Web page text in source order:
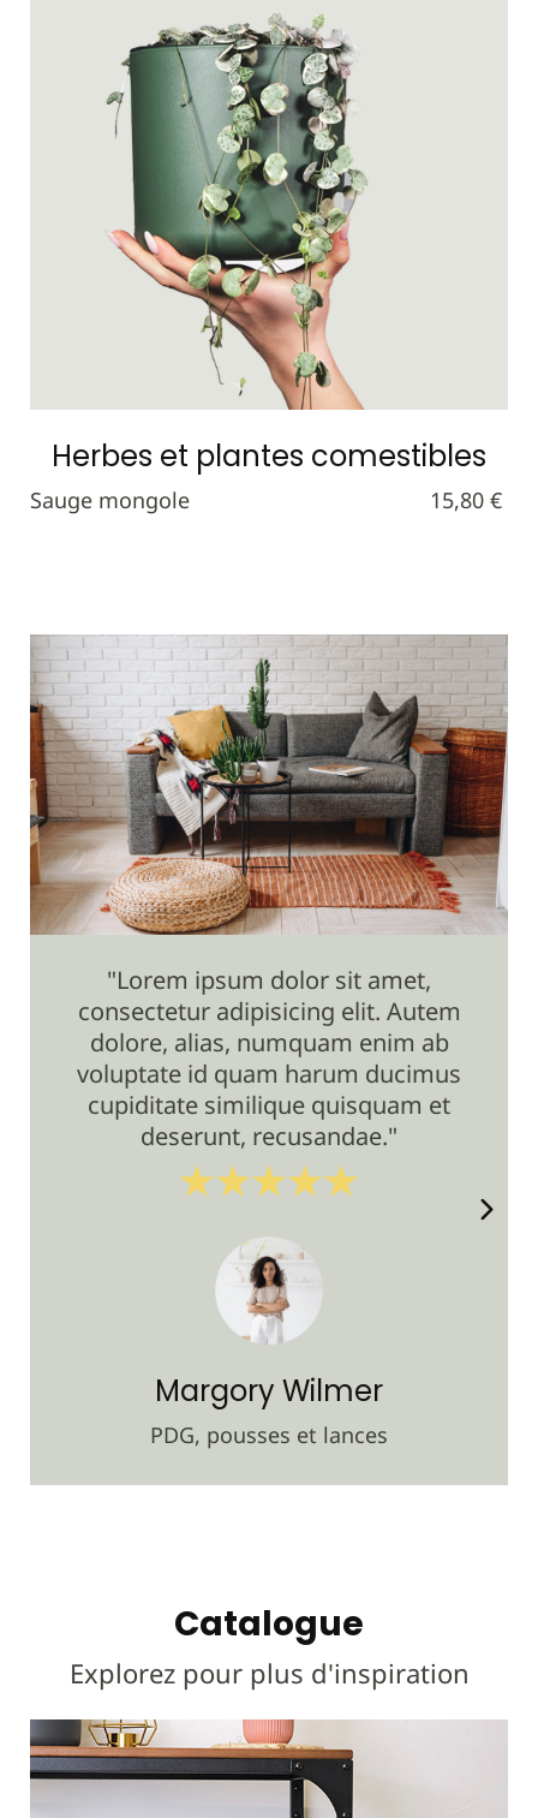
Herbes et plantes comestibles
Sauge mongole 15,80 €
"Lorem ipsum dolor sit amet,
consectetur adipisicing elit. Autem
dolore, alias, numquam enim ab
voluptate id quam harum ducimus
cupiditate similique quisquam et
deserunt, recusandae."
Margory Wilmer
PDG, pousses et lances
Catalogue
Explorez pour plus d'inspiration